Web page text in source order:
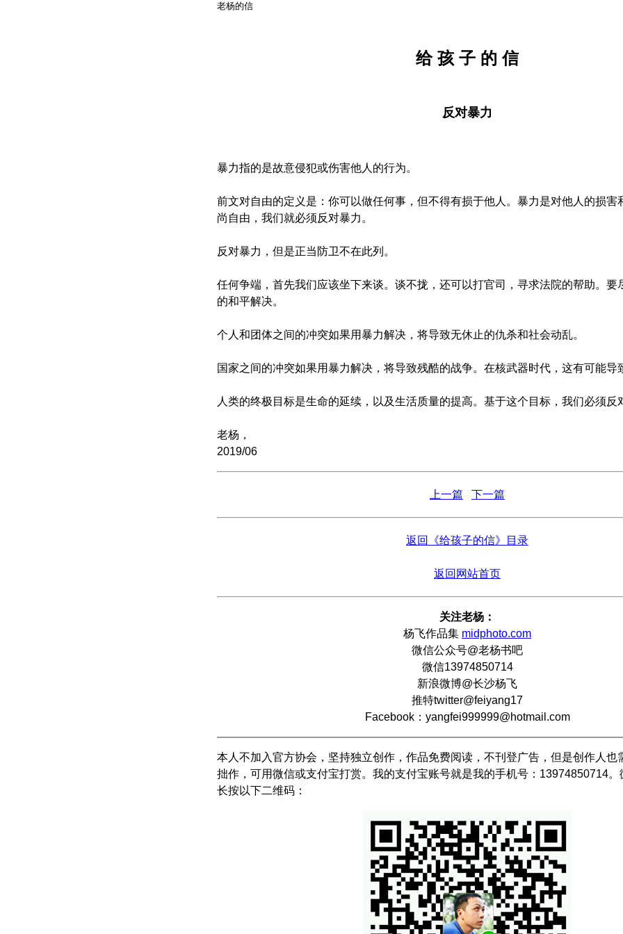
老杨的信
给 孩 子 的 信
反对暴力
暴力指的是故意侵犯或伤害他人的行为。
前文对自由的定义是：你可以做任何事，但不得有损于他人。暴力是对他人的损害
尚自由，我们就必须反对暴力。
反对暴力，但是正当防卫不在此列。
任何争端，首先我们应该坐下来谈。谈不拢，还可以打官司，寻求法院的帮助。要
的和平解决。
个人和团体之间的冲突如果用暴力解决，将导致无休止的仇杀和社会动乱。
国家之间的冲突如果用暴力解决，将导致残酷的战争。在核武器时代，这有可能导
人类的终极目标是生命的延续，以及生活质量的提高。基于这个目标，我们必须反
老杨，
2019/06
上一篇 下一篇
返回《给孩子的信》目录
返回网站首页
关注老杨：
杨飞作品集 midphoto.com
微信公众号@老杨书吧
微信13974850714
新浪微博@长沙杨飞
推特twitter@feiyang17
Facebook：yangfei999999@hotmail.com
本人不加入官方协会，坚持独立创作，作品免费阅读，不刊登广告，但是创作人也
拙作，可用微信或支付宝打赏。我的支付宝账号就是我的手机号：13974850714
长按以下二维码：